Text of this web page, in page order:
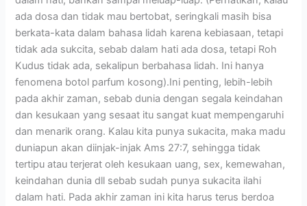
ada dosa dan tidak mau bertobat, seringkali masih bisa
berkata-kata dalam bahasa lidah karena kebiasaan, tetapi
tidak ada sukcita, sebab dalam hati ada dosa, tetapi Roh
Kudus tidak ada, sekalipun berbahasa lidah. Ini hanya
fenomena botol parfum kosong).Ini penting, lebih-lebih
pada akhir zaman, sebab dunia dengan segala keindahan
dan kesukaan yang sesaat itu sangat kuat mempengaruhi
dan menarik orang. Kalau kita punya sukacita, maka madu
duniapun akan diinjak-injak Ams 27:7, sehingga tidak
tertipu atau terjerat oleh kesukaan uang, sex, kemewahan,
keindahan dunia dll sebab sudah punya sukacita ilahi
dalam hati. Pada akhir zaman ini kita harus terus berdoa